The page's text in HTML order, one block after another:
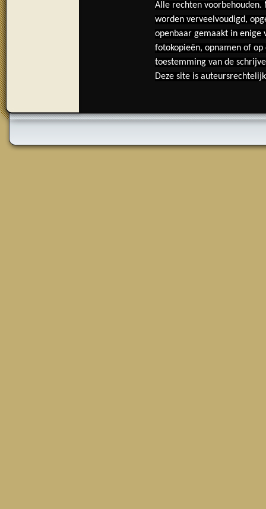
Alle rechten voorbehouden.
worden verveelvoudigd,
openbaar gemaakt in enige
fotokopieën, opnamen of
toestemming van de
Deze site is